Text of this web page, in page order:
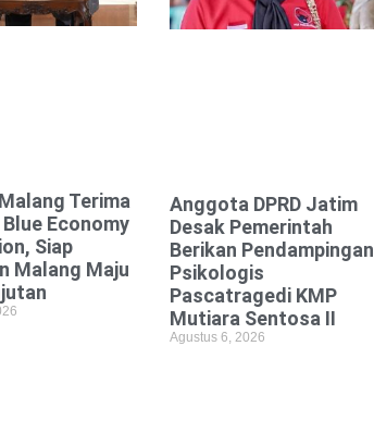
Terima
Economy
Siap
Malang Maju
Anggota DPRD Jatim
Desak Pemerintah
Berikan Pendampingan
Psikologis
Pascatragedi KMP
Mutiara Sentosa II
Agustus 6, 2026